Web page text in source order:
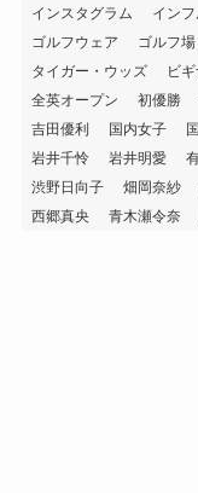
インスタグラム
イン
ゴルフウェア
ゴルフ場
タイガー・ウッズ
ビ
全英オープン
初優勝
吉田優利
国内女子
岩井千怜
岩井明愛
渋野日向子
畑岡奈紗
西郷真央
青木瀬令奈